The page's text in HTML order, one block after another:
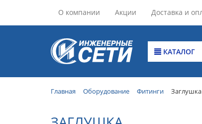
О компании Акции Доставка и
КАТАЛОГ
Главная Оборудование Фитинги Заглушка